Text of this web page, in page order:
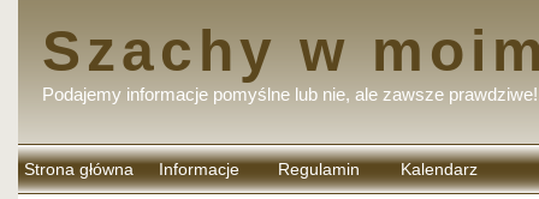
Szachy w
Podajemy informacje pomyślne lub nie, ale zawsze prawdziwe!
Strona główna Informacje Regulamin Kalendarz